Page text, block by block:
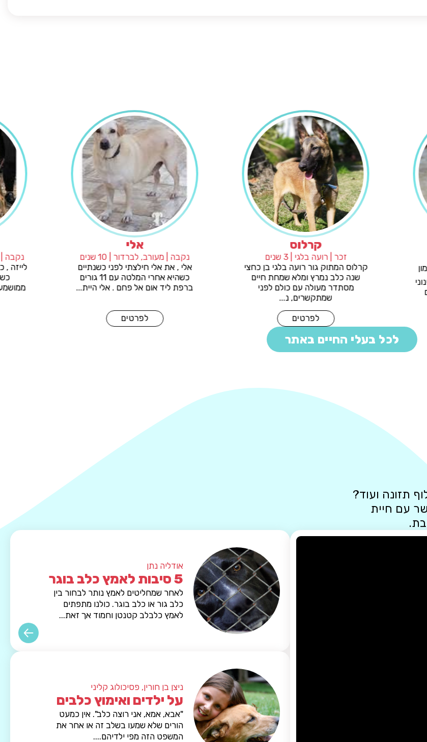
מעורבת בהמון
בגודל בינוני
מעולה עם
זכר | רועה בלגי | 3 שנים
קרלוס המתוק גור רועה בלגי בן כחצי
שנה כלב נמרץ ומלא שמחת חיים
מסתדר מעולה עם כולם לפני
שמתקשרים, נ...
נקבה | מעורב, לברדור | 10 שנים
אלי , את אלי חילצתי לפני כשנתיים
ברפת ליד אום אל פחם . אלי היית...
לכל בעלי החיים באתר
תזונה ועוד?
עם חיית
אודליה נתן
5 סיבות לאמץ כלב בוגר
לאחר שמחליטים לאמץ נותר לבחור בין
כלב גור או כלב בוגר. כולנו מתפתים
לאמץ כלבלב קטנטן וחמוד אך זאת...
ניצן בן חורין, פסיכולוג קליני
על ילדים ואימוץ כלבים
"אבא, אמא, אני רוצה כלב". אין כמעט
הורים שלא שמעו בשלב זה או אחר את
המשפט הזה מפי ילדיהם....